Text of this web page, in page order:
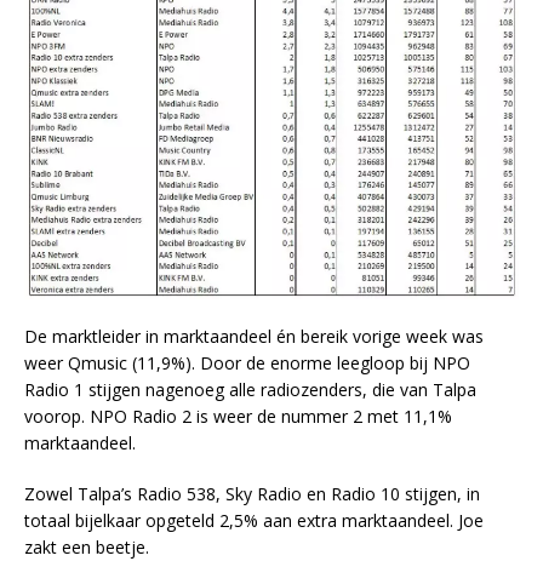
De marktleider in marktaandeel én bereik vorige week was
weer Qmusic (11,9%). Door de enorme leegloop bij NPO
Radio 1 stijgen nagenoeg alle radiozenders, die van Talpa
voorop. NPO Radio 2 is weer de nummer 2 met 11,1%
marktaandeel.
Zowel Talpa’s Radio 538, Sky Radio en Radio 10 stijgen, in
totaal bijelkaar opgeteld 2,5% aan extra marktaandeel. Joe
zakt een beetje.